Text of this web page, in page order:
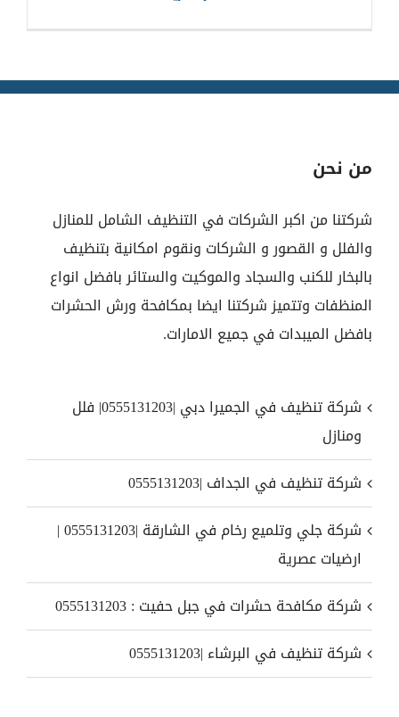
من نحن
شركتنا من اكبر الشركات في التنظيف الشامل للمنازل
والفلل و القصور و الشركات ونقوم امكانية بتنظيف
بالبخار للكنب والسجاد والموكيت والستائر بافضل انواع
المنظفات وتتميز شركتنا ايضا بمكافحة ورش الحشرات
بافضل الميبدات في جميع الامارات.
شركة تنظيف في الجميرا دبي |0555131203| فلل
ومنازل
شركة تنظيف في الجداف |0555131203
شركة جلي وتلميع رخام في الشارقة |0555131203 |
ارضيات عصرية
شركة مكافحة حشرات في جبل حفيت : 0555131203
شركة تنظيف في البرشاء |0555131203